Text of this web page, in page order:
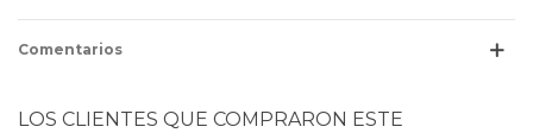
Comentarios
LOS CLIENTES QUE COMPRARON ESTE